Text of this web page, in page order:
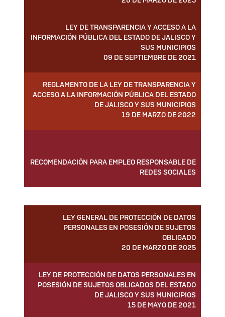
LEY DE TRANSPARENCIA Y ACCESO A LA
INFORMACIÓN PÚBLICA DEL ESTADO DE JALISCO Y
SUS MUNICIPIOS
09 DE SEPTIEMBRE DE 2021
REGLAMENTO DE LA LEY DE TRANSPARENCIA Y
ACCESO A LA INFORMACIÓN PÚBLICA DEL ESTADO
DE JALISCO Y SUS MUNICIPIOS
19 DE MARZO DE 2022
RECOMENDACIÓN PARA EMPLEO RESPONSABLE DE
REDES SOCIALES
LEY GENERAL DE PROTECCIÓN DE DATOS
PERSONALES EN POSESIÓN DE SUJETOS
OBLIGADO
20 DE MARZO DE 2025
LEY DE PROTECCIÓN DE DATOS PERSONALES EN
POSESIÓN DE SUJETOS OBLIGADOS DEL ESTADO
DE JALISCO Y SUS MUNICIPIOS
15 DE MAYO DE 2021